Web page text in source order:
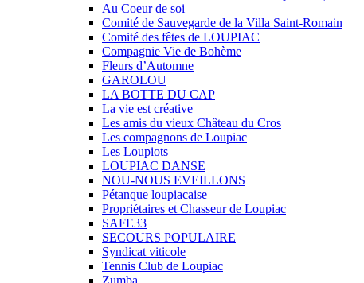
Au Coeur de soi
Comité de Sauvegarde de la Villa Saint-Romain
Comité des fêtes de LOUPIAC
Compagnie Vie de Bohème
Fleurs d’Automne
GAROLOU
LA BOTTE DU CAP
La vie est créative
Les amis du vieux Château du Cros
Les compagnons de Loupiac
Les Loupiots
LOUPIAC DANSE
NOU-NOUS EVEILLONS
Pétanque loupiacaise
Propriétaires et Chasseur de Loupiac
SAFE33
SECOURS POPULAIRE
Syndicat viticole
Tennis Club de Loupiac